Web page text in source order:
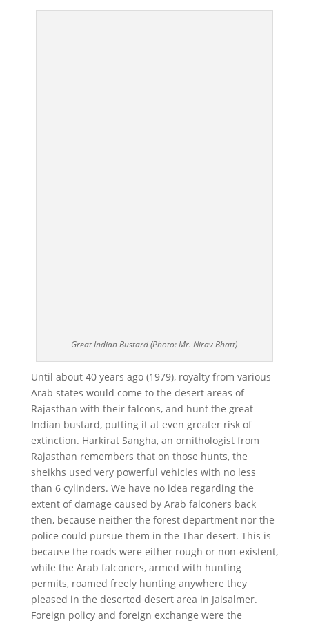
Great Indian Bustard (Photo: Mr. Nirav Bhatt)
Until about 40 years ago (1979), royalty from various
Arab states would come to the desert areas of
Rajasthan with their falcons, and hunt the great
Indian bustard, putting it at even greater risk of
extinction. Harkirat Sangha, an ornithologist from
Rajasthan remembers that on those hunts, the
sheikhs used very powerful vehicles with no less
than 6 cylinders. We have no idea regarding the
extent of damage caused by Arab falconers back
then, because neither the forest department nor the
police could pursue them in the Thar desert. This is
because the roads were either rough or non-existent,
while the Arab falconers, armed with hunting
permits, roamed freely hunting anywhere they
pleased in the deserted desert area in Jaisalmer.
Foreign policy and foreign exchange were the